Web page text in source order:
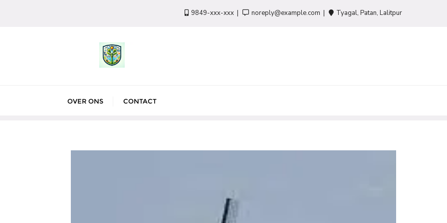
9849-xxx-xxx noreply@example.com Tyagal, Patan, Lalitpur
OVER ONS CONTACT